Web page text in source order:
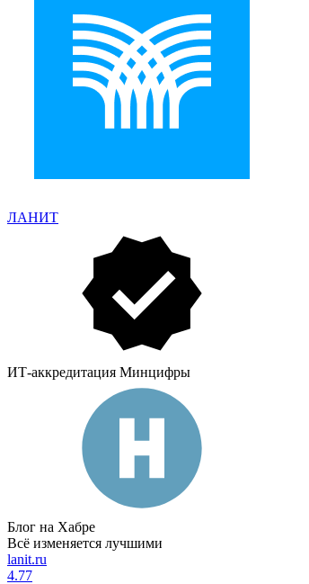
ЛАНИТ
ИТ-аккредитация Минцифры
Блог на Хабре
Всё изменяется лучшими
lanit.ru
4.77